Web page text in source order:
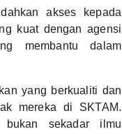
akses kepada
kuat dengan agensi
membantu dalam
yang berkualiti dan
mereka di SKTAM.
bukan sekadar ilmu